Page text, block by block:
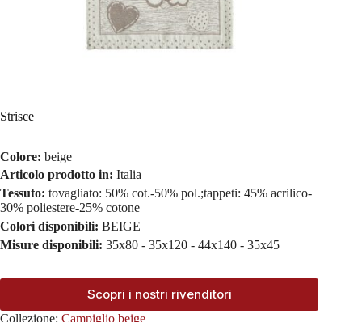
Strisce
Colore: beige
Articolo prodotto in: Italia
Tessuto: tovagliato: 50% cot.-50% pol.;tappeti: 45% acrilico-
30% poliestere-25% cotone
Colori disponibili: BEIGE
Misure disponibili: 35x80 - 35x120 - 44x140 - 35x45
Scopri i nostri rivenditori
Collezione: Campiglio beige